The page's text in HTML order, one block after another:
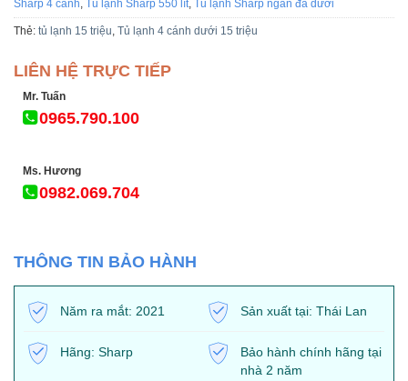
Sharp 4 cánh Tủ lạnh Sharp 550 lít Tủ lạnh Sharp ngăn đá dưới
Thẻ: tủ lạnh 15 triệu Tủ lạnh 4 cánh dưới 15 triệu
LIÊN HỆ TRỰC TIẾP
Mr. Tuấn
0965.790.100
Ms. Hương
0982.069.704
THÔNG TIN BẢO HÀNH
Năm ra mắt: 2021 Sản xuất tại: Thái Lan
Hãng: Sharp
Bảo hành chính hãng tại
nhà 2 năm